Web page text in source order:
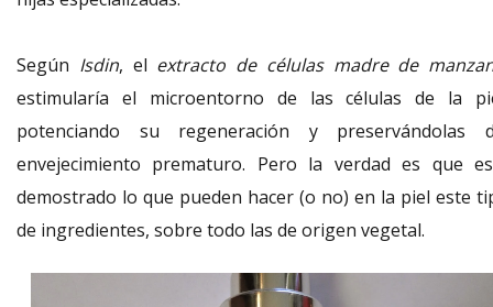
Según Isdin, el extracto de células madre de
estimularía el microentorno de las células de la
potenciando su regeneración y preservándolas
envejecimiento prematuro. Pero la verdad es que
demostrado lo que pueden hacer (o no) en la piel este
de ingredientes, sobre todo las de origen vegetal.